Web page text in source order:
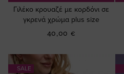
Γιλέκο κρουαζέ με κορδόνι σε
γκρενά χρώμα plus size
40,00 €
SALE